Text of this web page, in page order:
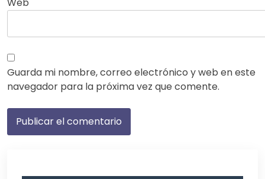
Web
Guarda mi nombre, correo electrónico y web en este
navegador para la próxima vez que comente.